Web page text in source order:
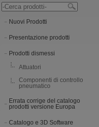
Nuovi Prodotti
Presentazione prodotti
Prodotti dismessi
Attuatori
Componenti di controllo
pneumatico
Errata corrige del catalogo
prodotti versione Europa
Catalogo e 3D Software